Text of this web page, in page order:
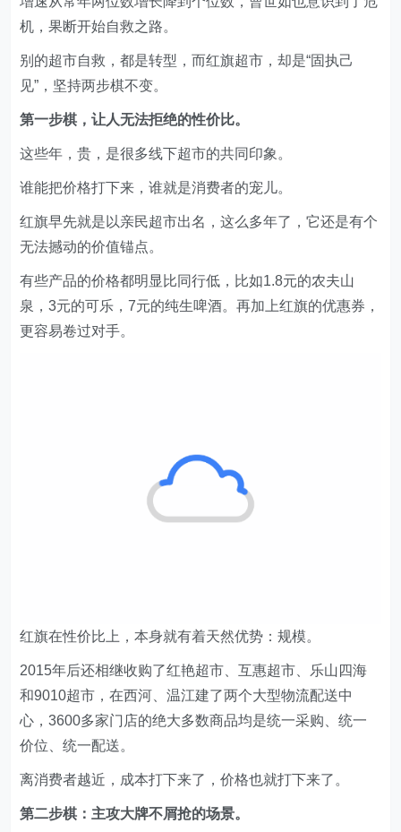
见”，坚持两步棋不变。
第一步棋，让人无法拒绝的性价比。
这些年，贵，是很多线下超市的共同印象。
谁能把价格打下来，谁就是消费者的宠儿。
红旗早先就是以亲民超市出名，这么多年了，它还是有个
无法撼动的价值锚点。
有些产品的价格都明显比同行低，比如1.8元的农夫山
泉，3元的可乐，7元的纯生啤酒。再加上红旗的优惠券，
更容易卷过对手。
和9010超市，在西河、温江建了两个大型物流配送中
心，3600多家门店的绝大多数商品均是统一采购、统一
价位、统一配送。
离消费者越近，成本打下来了，价格也就打下来了。
第二步棋：主攻大牌不屑抢的场景。
低价，并不能成为便利店的竞争优势。
红旗并非主打低价策略，也有很多人觉得红旗卖的东西并